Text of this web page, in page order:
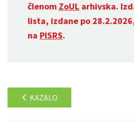
členom ZoUL arhivska.
lista, izdane po
na PISRS.
KAZALO